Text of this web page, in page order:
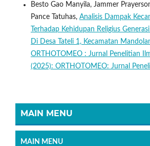
Besto Gao Manyila, Jammer
Pance Tatuhas, Analisis Dampak
Terhadap Kehidupan Religius
Di Desa Tateli 1, Kecamatan
ORTHOTOMEO : Jurnal Penelitian
(2025): ORTHOTOMEO: Jurnal
MAIN MENU
MAIN MENU